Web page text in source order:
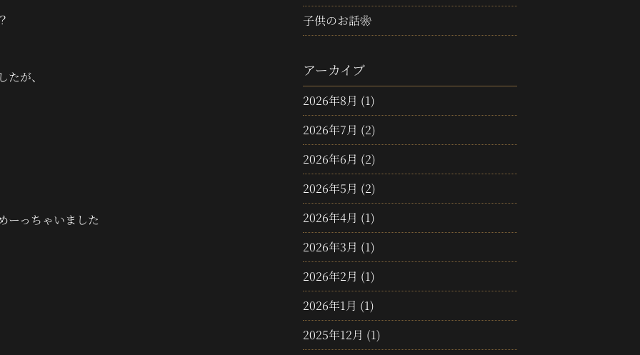
が、
ーっちゃいました
子供のお話❀
アーカイブ
2026年8月 (1)
2026年7月 (2)
2026年6月 (2)
2026年5月 (2)
2026年4月 (1)
2026年3月 (1)
2026年2月 (1)
2026年1月 (1)
2025年12月 (1)